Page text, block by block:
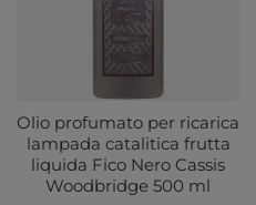
Olio profumato per ricarica
lampada catalitica frutta
liquida Fico Nero Cassis
Woodbridge 500 ml